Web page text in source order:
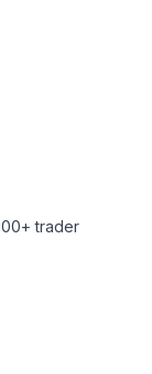
trader